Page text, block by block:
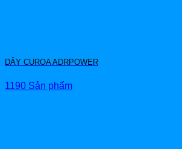
DÂY CUROA ADRPOWER
1190 Sản phẩm